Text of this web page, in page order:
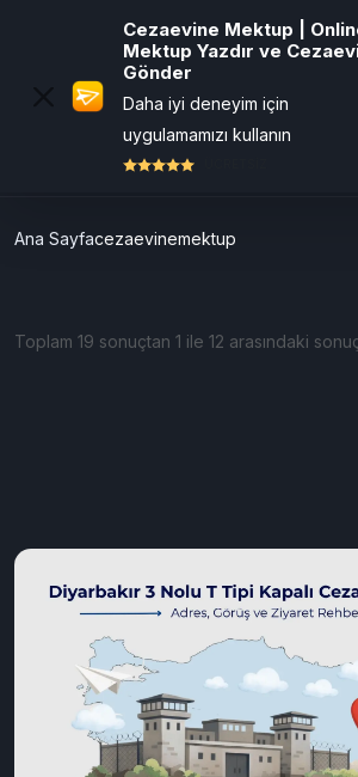
Cezaevine Mektup |
Mektup Yazdır ve
Gönder
Daha iyi deneyim için
uygulamamızı kullanın
Ana Sayfacezaevinemektup
Toplam 19 sonuçtan 1 ile 12 arasındaki